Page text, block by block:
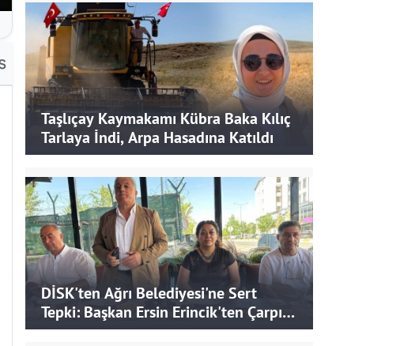
Taşlıçay Kaymakamı Kübra Baka Kılıç
Tarlaya İndi, Arpa Hasadına Katıldı
DİSK'ten Ağrı Belediyesi'ne Sert
Tepki: Başkan Ersin Erincik'ten Çarpıcı
İddialar